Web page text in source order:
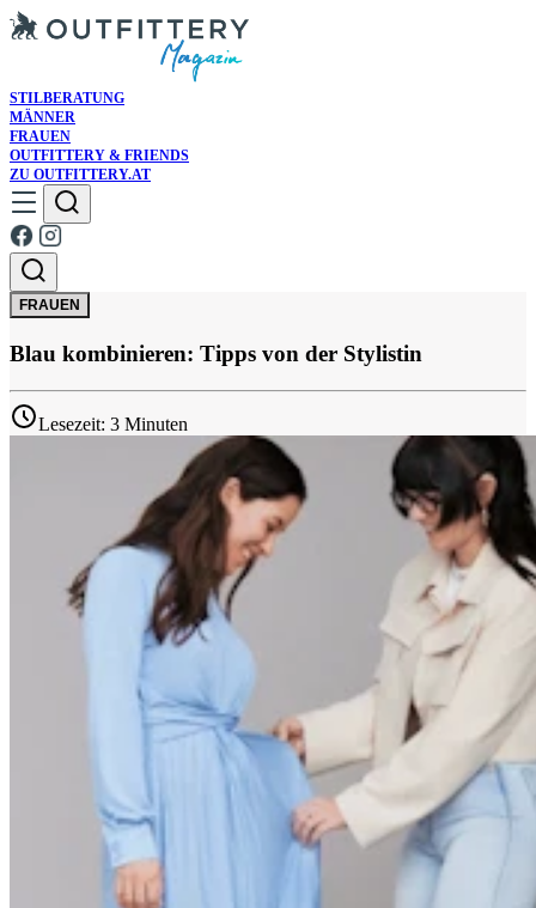
STILBERATUNG
MÄNNER
FRAUEN
OUTFITTERY & FRIENDS
ZU OUTFITTERY.AT
FRAUEN
Blau kombinieren: Tipps von der Stylistin
Lesezeit: 3 Minuten